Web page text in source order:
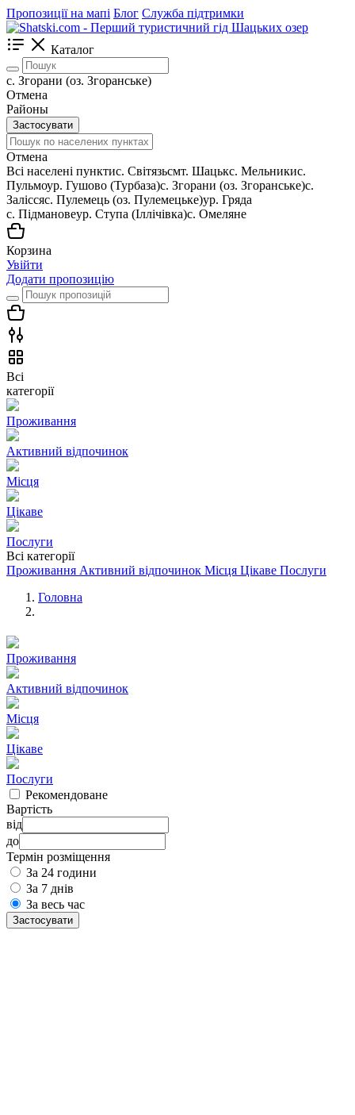
Пропозиції на мапі Блог Служба підтримки
Каталог
с. Згорани (оз. Згоранське)
Отмена
Районы
Застосувати
Отмена
Всі населені пунктиc. Світязьсмт. Шацькс. Мельникис.
Пульмоур. Гушово (Турбаза)с. Згорани (оз. Згоранське)с.
Заліссяс. Пулемець (оз. Пулемецьке)ур. Гряда
с. Підмановеур. Ступа (Іллічівка)с. Омеляне
Корзина
Увійти
Додати пропозицію
Всі
категорії
Проживання
Активний відпочинок
Місця
Цікаве
Послуги
Всі категорії
Проживання Активний відпочинок Місця Цікаве Послуги
Головна
Проживання
Активний відпочинок
Місця
Цікаве
Послуги
Рекомендоване
Вартість
від
до
Термін розміщення
За 24 години
За 7 днів
За весь час
Застосувати